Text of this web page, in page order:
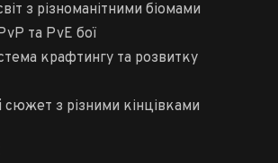
з різноманітними біомами
та PvE бої
крафтингу та розвитку
сюжет з різними кінцівками